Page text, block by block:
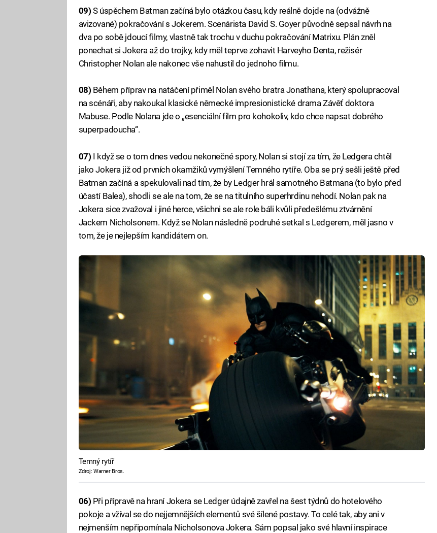
09) S úspěchem Batman začíná bylo otázkou času, kdy reálně dojde na (odvážně
avizované) pokračování s Jokerem. Scenárista David S. Goyer původně sepsal návrh na
dva po sobě jdoucí filmy, vlastně tak trochu v duchu pokračování Matrixu. Plán zněl
ponechat si Jokera až do trojky, kdy měl teprve zohavit Harveyho Denta, režisér
Christopher Nolan ale nakonec vše nahustil do jednoho filmu.
08) Během příprav na natáčení přiměl Nolan svého bratra Jonathana, který spolupracoval
na scénáři, aby nakoukal klasické německé impresionistické drama Závěť doktora
Mabuse. Podle Nolana jde o „esenciální film pro kohokoliv, kdo chce napsat dobrého
superpadoucha“.
07) I když se o tom dnes vedou nekonečné spory, Nolan si stojí za tím, že Ledgera chtěl
jako Jokera již od prvních okamžiků vymýšlení Temného rytíře. Oba se prý sešli ještě před
Batman začíná a spekulovali nad tím, že by Ledger hrál samotného Batmana (to bylo před
účastí Balea), shodli se ale na tom, že se na titulního superhrdinu nehodí. Nolan pak na
Jokera sice zvažoval i jiné herce, všichni se ale role báli kvůli předešlému ztvárnění
Jackem Nicholsonem. Když se Nolan následně podruhé setkal s Ledgerem, měl jasno v
tom, že je nejlepším kandidátem on.
Temný rytíř
Zdroj: Warner Bros.
06) Při přípravě na hraní Jokera se Ledger údajně zavřel na šest týdnů do hotelového
pokoje a vžíval se do nejjemnějších elementů své šílené postavy. To celé tak, aby ani v
nejmenším nepřipomínala Nicholsonova Jokera. Sám popsal jako své hlavní inspirace